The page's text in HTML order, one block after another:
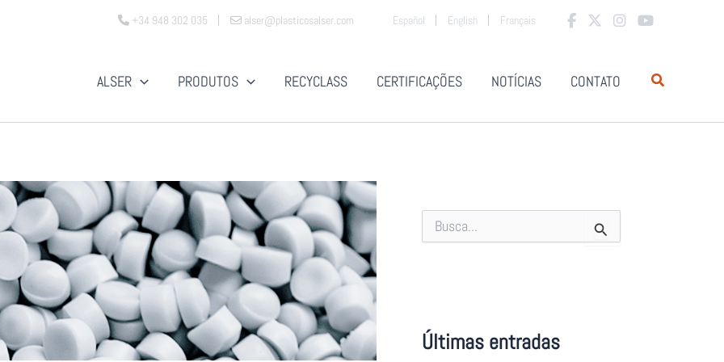
+34 948 302 035 alser@plasticosalser.com Español English Français
ALSER PRODUTOS RECYCLASS CERTIFICAÇÕES NOTÍCIAS CONTATO
o
rÚltimas entradas